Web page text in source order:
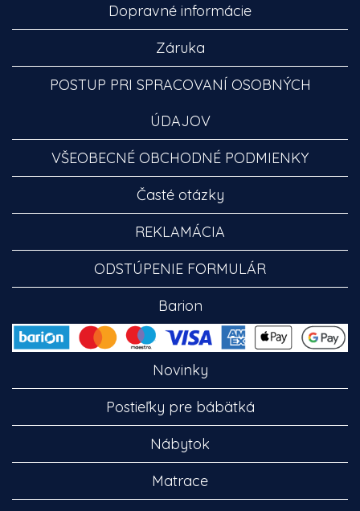
Dopravné informácie
Záruka
POSTUP PRI SPRACOVANÍ OSOBNÝCH
ÚDAJOV
VŠEOBECNÉ OBCHODNÉ PODMIENKY
Časté otázky
REKLAMÁCIA
ODSTÚPENIE FORMULÁR
Barion
Novinky
Postieľky pre bábätká
Nábytok
Matrace